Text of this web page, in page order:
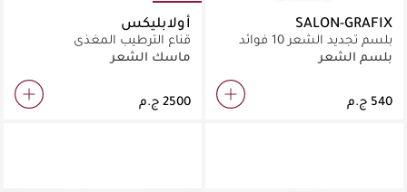
SALON-GRAFIX
بلسم تجديد الشعر 10 فوائد
473مل
بلسم الشعر
أولابليكس
قناع الترطيب المغذي
للشعر100مل
ماسك الشعر